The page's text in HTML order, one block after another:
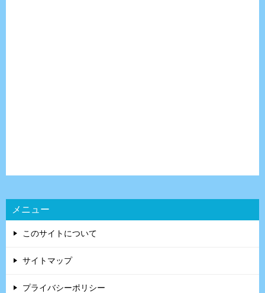
メニュー
このサイトについて
サイトマップ
プライバシーポリシー